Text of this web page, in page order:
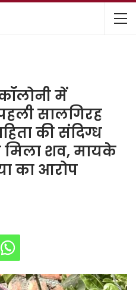
में
सालगिरह
की संदिग्ध
शव, मायके
का आरोप